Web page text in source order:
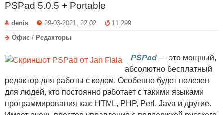
PSPad 5.0.5 + Portable
denis 29-03-2021, 22:02
11 299
Офис / Редакторы
PSPad — это мощный,
абсолютно бесплатный
редактор для работы с кодом. Особенно будет полезен
для людей, кто постоянно работает с такими языками
программирования как: HTML, PHP, Perl, Java и другие.